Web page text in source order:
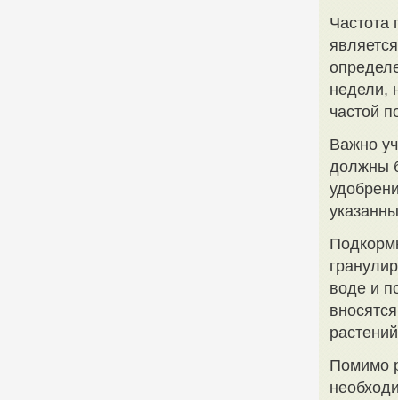
Частота
недели,
частой
Важно
должны
воде и
Помимо